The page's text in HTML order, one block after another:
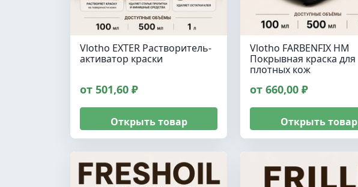
Vlotho EXTER Растворитель-
активатор краски
от 501,60 ₽
Открыть товар
Vlotho FARBENFIX HM
Покрывная краска для
плотных кож
от 660,00 ₽
Открыть товар